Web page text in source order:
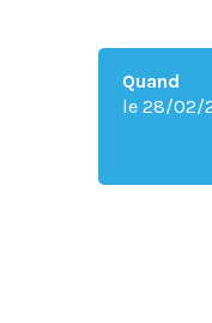
Quand
le 28/02/